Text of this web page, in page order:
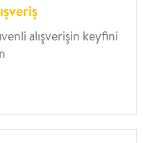
alışverişin keyfini